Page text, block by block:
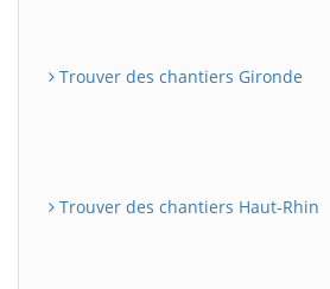
Trouver des chantiers Gironde
Trouver des chantiers Haut-Rhin